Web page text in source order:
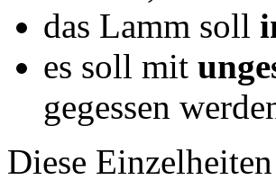
das Lamm soll
es soll mit
gegessen
Diese